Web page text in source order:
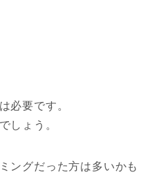
必要です。
しょう。
ングだった方は多いかも